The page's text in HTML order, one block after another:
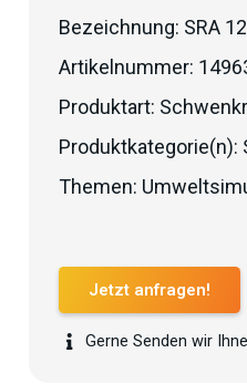
Bezeichnung: SRA
Artikelnummer:
Produktart:
Produktkategorie(n):
Themen:
Jetzt anfragen!
Gerne Senden wir